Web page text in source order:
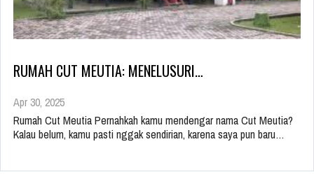
RUMAH CUT MEUTIA: MENELUSURI…
Apr 30, 2025
Rumah Cut Meutia Pernahkah kamu mendengar nama Cut Meutia?
Kalau belum, kamu pasti nggak sendirian, karena saya pun baru…